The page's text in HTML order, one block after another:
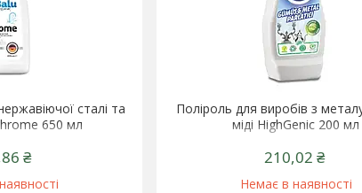
сталі та
650 мл
₴
Поліроль для виробів з
міді HighGenic 200 мл
210,02 ₴
Немає в наявності